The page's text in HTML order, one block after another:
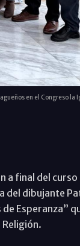
en el Congreso la
a final del
del dibujante
Esperanza”